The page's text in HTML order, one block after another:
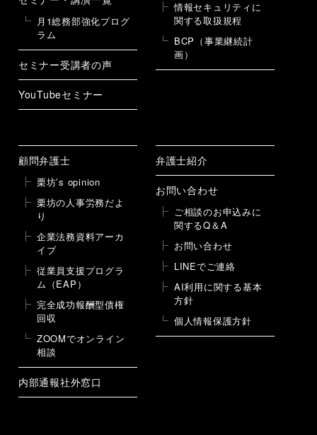
月1総務部強化プログ
ラム
セミナー受講者の声
YouTubeセミナー
情報セキュリティに
関する取扱規程
BCP（事業継続計
画）
顧問弁護士
栗坊’s opinion
栗坊の人事労務だよ
り
企業法務資料アーカ
イブ
従業員支援プログラ
ム（EAP）
完全成功報酬型債権
回収
ZOOMでオンライン
相談
内部通報社外窓口
弁護士紹介
お問い合わせ
ご相談のお申込みに
関するQ＆A
お問い合わせ
LINEでご連絡
AI利用に関する基本
方針
個人情報保護方針